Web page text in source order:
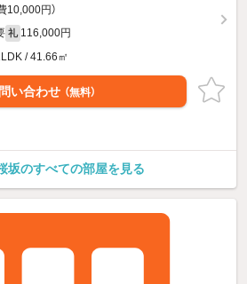
10,000円）
礼 116,000円
/ 41.66㎡
い合わせ （無料）
のすべての部屋を見る